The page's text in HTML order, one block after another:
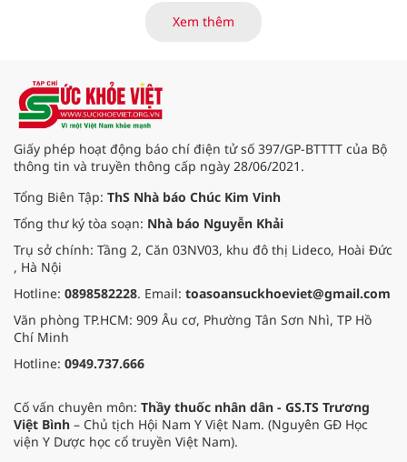
điểm dừng chân đầu tiên tại Bệnh
viện Bạch Mai cơ sở Ninh Bình.
Xem thêm
Giấy phép hoạt động báo chí điện tử số 397/GP-BTTTT của Bộ
thông tin và truyền thông cấp ngày 28/06/2021.
Tổng Biên Tập: ThS Nhà báo Chúc Kim Vinh
Tổng thư ký tòa soạn: Nhà báo Nguyễn Khải
Trụ sở chính: Tầng 2, Căn 03NV03, khu đô thị Lideco, Hoài Đức
, Hà Nội
Hotline: 0898582228. Email: toasoansuckhoeviet@gmail.com
Văn phòng TP.HCM: 909 Âu cơ, Phường Tân Sơn Nhì, TP Hồ
Chí Minh
Hotline: 0949.737.666
Cố vấn chuyên môn: Thầy thuốc nhân dân - GS.TS Trương
Việt Bình – Chủ tịch Hội Nam Y Việt Nam. (Nguyên GĐ Học
viện Y Dược học cổ truyền Việt Nam).